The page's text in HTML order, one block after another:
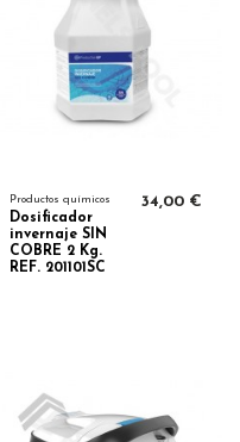
Productos químicos
Dosificador
invernaje SIN
COBRE 2 Kg.
REF. 201101SC
34,00 €